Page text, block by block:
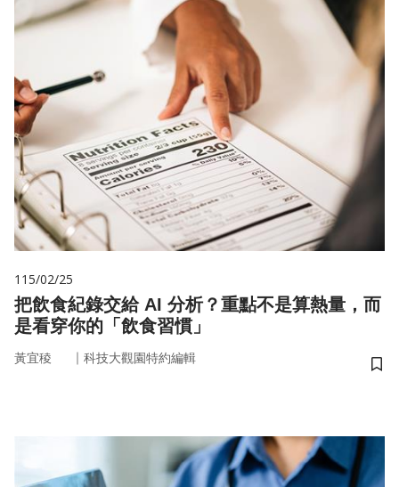
115/02/25
把飲食紀錄交給 AI 分析？重點不是算熱量，而
是看穿你的「飲食習慣」
黃宜稜 ｜ 科技大觀園特約編輯
儲